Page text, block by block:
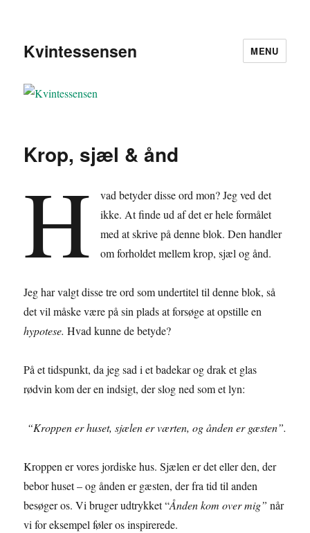
Kvintessensen MENU
Krop, sjæl & ånd
H
vad betyder disse ord mon? Jeg ved det
ikke. At finde ud af det er hele formålet
med at skrive på denne blok. Den handler
om forholdet mellem krop, sjæl og ånd.
Jeg har valgt disse tre ord som undertitel til denne blok, så
det vil måske være på sin plads at forsøge at opstille en
hypotese. Hvad kunne de betyde?
På et tidspunkt, da jeg sad i et badekar og drak et glas
rødvin kom der en indsigt, der slog ned som et lyn:
“Kroppen er huset, sjælen er værten, og ånden er gæsten”.
Kroppen er vores jordiske hus. Sjælen er det eller den, der
bebor huset – og ånden er gæsten, der fra tid til anden
besøger os. Vi bruger udtrykket “Ånden kom over mig” når
vi for eksempel føler os inspirerede.